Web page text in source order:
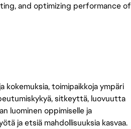
and optimizing performance of
toimipaikkoja ympäri
sitkeyttä, luovuutta
luominen oppimiselle ja
ja etsiä mahdollisuuksia kasvaa.